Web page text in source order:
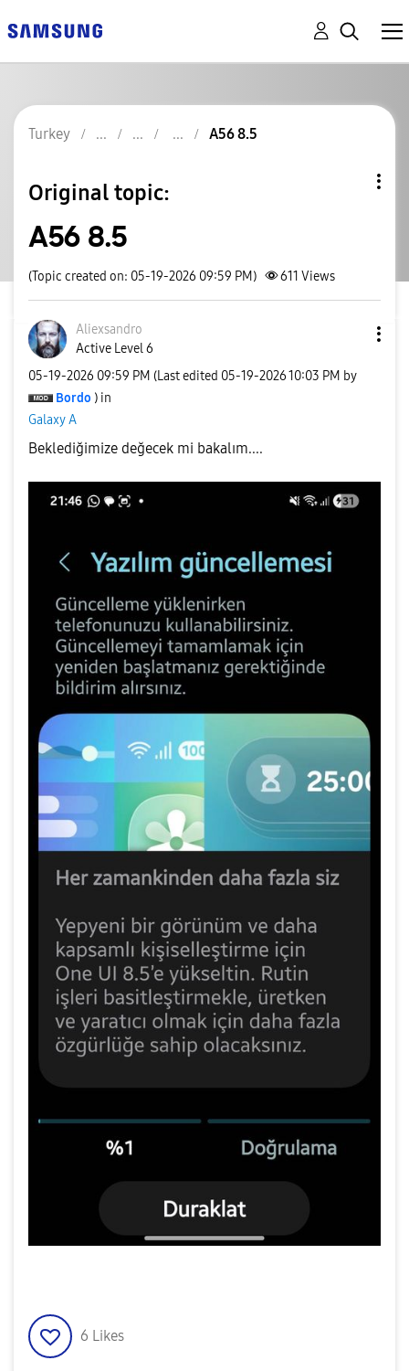
Turkey A56 8.5
Original topic:
A56 8.5
(Topic created on: 05-19-2026 09:59 PM) 611 Views
Aliexsandro
Active Level 6
‎05-19-2026 09:59 PM (Last edited ‎05-19-202610:03 PM by
Bordo ) in
Galaxy A
Beklediğimize değecek mi bakalım....
6 Likes